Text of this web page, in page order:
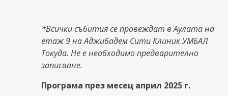
*Всички събития се провеждат в Аулата на
етаж 9 на Аджибадем Сити Клиник УМБАЛ
Токуда. Не е необходимо предварително
записване.
Програма през месец април 2025 г.